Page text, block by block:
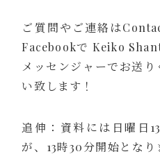
ご質問やご連絡は
Facebookで Keiko
メッセンジャーでお送
い致します！
追伸：資料には日曜日
が、13時30分開始とな